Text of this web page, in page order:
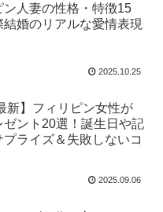
ン人妻の性格・特徴15
結婚のリアルな愛情表現
2025.10.25
新】フィリピン女性が
ゼント20選！誕生日や記
プライズ＆失敗しないコ
2025.09.06